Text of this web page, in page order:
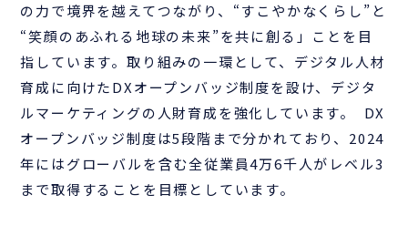
の力で境界を越えてつながり、“すこやかなくらし”と
“笑顔のあふれる地球の未来”を共に創る」ことを目
指しています。取り組みの一環として、デジタル人材
育成に向けたDXオープンバッジ制度を設け、デジタ
ルマーケティングの人財育成を強化しています。 DX
オープンバッジ制度は5段階まで分かれており、2024
年にはグローバルを含む全従業員4万6千人がレベル3
まで取得することを目標としています。